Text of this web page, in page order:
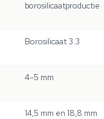
borosilicaatproductie
Borosilicaat 3.3
4–5 mm
14,5 mm en 18,8 mm